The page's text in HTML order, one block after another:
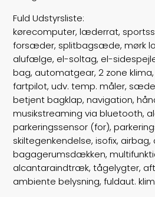
Airbags
Vægt
Døre
Farve
motor
km/l
tank
Fuld Udstyrsliste:
kørecomputer, læderrat,
forsæder, splitbagsæde, mørk
alufælge, el-soltag, el-
bag, automatgear, 2 zone
fartpilot, udv. temp. måler,
betjent bagklap, navigation,
musikstreaming via bluetooth,
parkeringssensor (for),
skiltegenkendelse, isofix, airbag,
bagagerumsdækken,
alcantaraindtræk, tågelygter,
ambiente belysning, fuldaut.